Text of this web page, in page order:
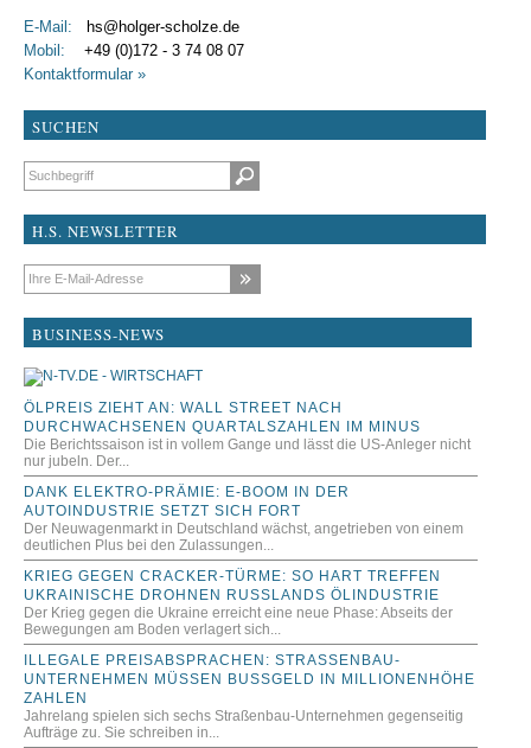
E-Mail:
hs@holger-scholze.de
Mobil: +49 (0)172 - 3 74 08 07
Kontaktformular »
SUCHEN
Suchbegriffe
H.S. NEWSLETTER
E-Mail-Adresse
BUSINESS-NEWS
ÖLPREIS ZIEHT AN: WALL STREET NACH
DURCHWACHSENEN QUARTALSZAHLEN IM MINUS
Die Berichtssaison ist in vollem Gange und lässt die US-Anleger nicht
nur jubeln. Der...
DANK ELEKTRO-PRÄMIE: E-BOOM IN DER
AUTOINDUSTRIE SETZT SICH FORT
Der Neuwagenmarkt in Deutschland wächst, angetrieben von einem
deutlichen Plus bei den Zulassungen...
KRIEG GEGEN CRACKER-TÜRME: SO HART TREFFEN
UKRAINISCHE DROHNEN RUSSLANDS ÖLINDUSTRIE
Der Krieg gegen die Ukraine erreicht eine neue Phase: Abseits der
Bewegungen am Boden verlagert sich...
ILLEGALE PREISABSPRACHEN: STRASSENBAU-U
NTERNEHMEN MÜSSEN BUSSGELD IN MILLIONENHÖHE ZA
HLEN
Jahrelang spielen sich sechs Straßenbau-Unternehmen gegenseitig
Aufträge zu. Sie schreiben in...